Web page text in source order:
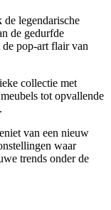
de legendarische
de gedurfde
de pop-art flair van
collectie met
tot opvallende
van een nieuw
waar
trends onder de